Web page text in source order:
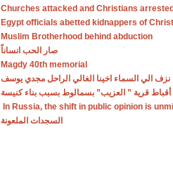
Churches attacked and Christians
Egypt officials abetted kidnappers of
Muslim Brotherhood behind abduction
صار الحب انساناً
Magdy 40th memorial
نزف الي السماء اخينا الغالي الراحل مجدي يوسف
أقباط قرية ” العزيب” بسمالوط بسبب بناء كنيسة
In Russia, the shift in public opinion is
السجدات الملعونة